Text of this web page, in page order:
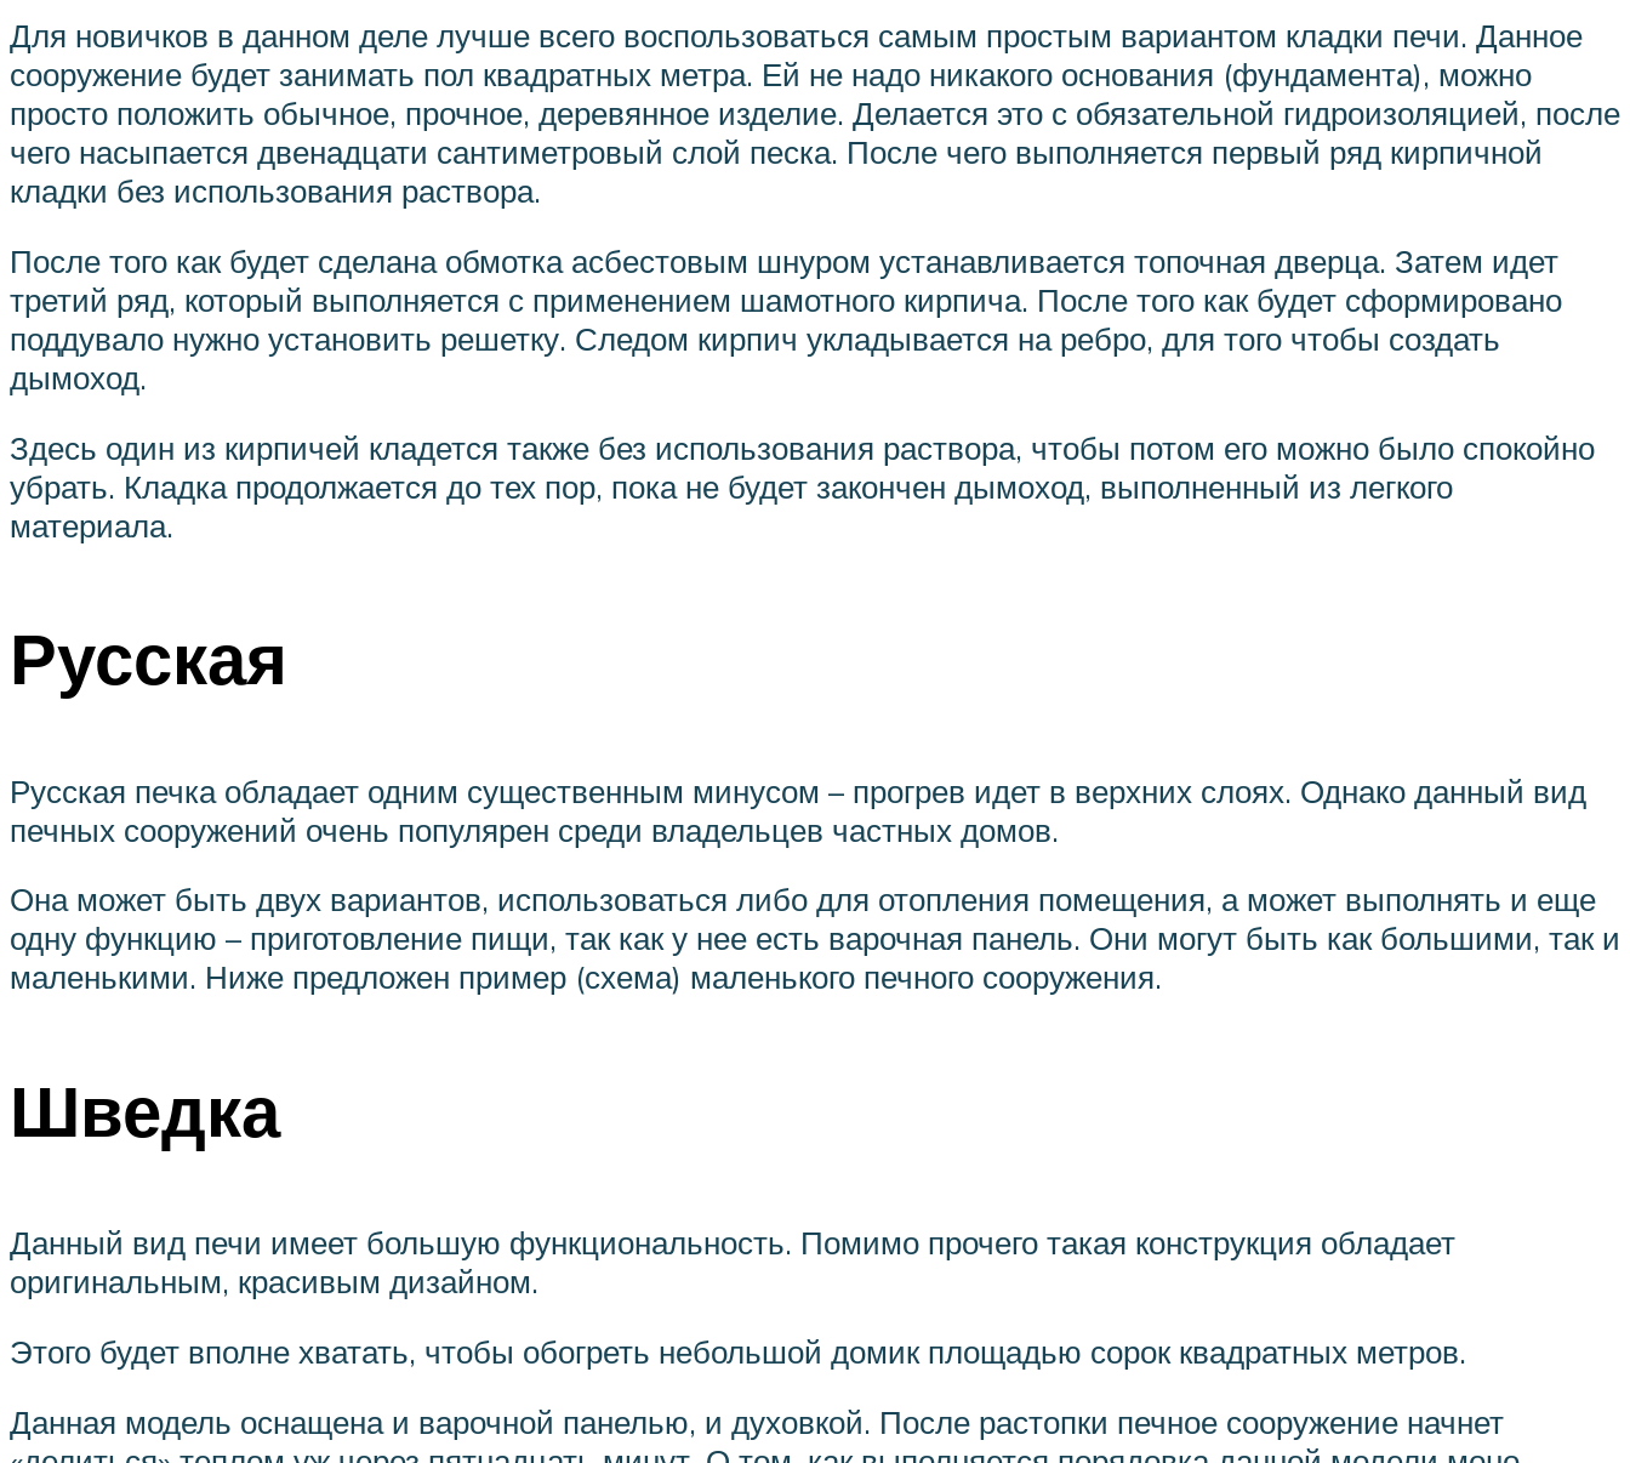
Для новичков в данном деле лучше всего воспользоваться самым простым вариантом кладки печи. Данное
сооружение будет занимать пол квадратных метра. Ей не надо никакого основания (фундамента), можно
просто положить обычное, прочное, деревянное изделие. Делается это с обязательной гидроизоляцией, после
чего насыпается двенадцати сантиметровый слой песка. После чего выполняется первый ряд кирпичной
кладки без использования раствора.
После того как будет сделана обмотка асбестовым шнуром устанавливается топочная дверца. Затем идет
третий ряд, который выполняется с применением шамотного кирпича. После того как будет сформировано
поддувало нужно установить решетку. Следом кирпич укладывается на ребро, для того чтобы создать
дымоход.
Здесь один из кирпичей кладется также без использования раствора, чтобы потом его можно было спокойно
убрать. Кладка продолжается до тех пор, пока не будет закончен дымоход, выполненный из легкого
материала.
Русская
Русская печка обладает одним существенным минусом – прогрев идет в верхних слоях. Однако данный вид
печных сооружений очень популярен среди владельцев частных домов.
Она может быть двух вариантов, использоваться либо для отопления помещения, а может выполнять и еще
одну функцию – приготовление пищи, так как у нее есть варочная панель. Они могут быть как большими, так и
маленькими. Ниже предложен пример (схема) маленького печного сооружения.
Шведка
Данный вид печи имеет большую функциональность. Помимо прочего такая конструкция обладает
оригинальным, красивым дизайном.
Этого будет вполне хватать, чтобы обогреть небольшой домик площадью сорок квадратных метров.
Данная модель оснащена и варочной панелью, и духовкой. После растопки печное сооружение начнет